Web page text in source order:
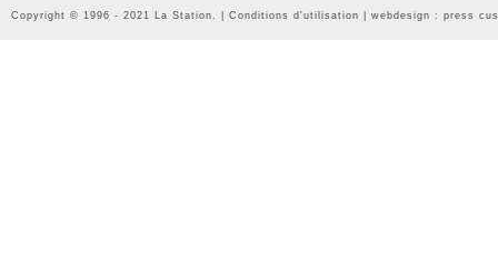
Copyright © 1996 - 2021 La Station. | Conditions d'utilisation | webdesign : press